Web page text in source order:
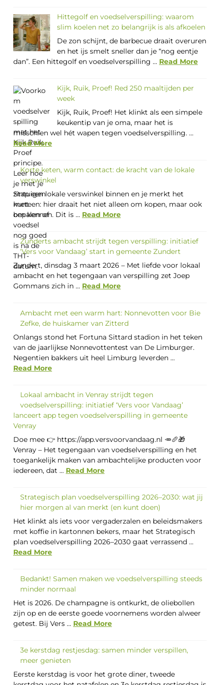
Hittegolf en voedselverspilling: waarom
slim koelen net zo belangrijk is als afkoelen
De zon schijnt, de barbecue draait overuren
en het ijs smelt sneller dan je “nog eentje
dan”. Een hittegolf en voedselverspilling ... Read More
Kijk, Ruik, Proef! Red 250 maaltijden per
week
Kijk, Ruik, Proef! Het klinkt als een simpele
keukentip van je oma, maar het is
misschien wel hét wapen tegen voedselverspilling. ...
Read More
Korte keten, warm contact: de kracht van de lokale
verswinkel
Stap een lokale verswinkel binnen en je merkt het
meteen: hier draait het niet alleen om kopen, maar ook
om kennen. Dit is ... Read More
Zunderts ambacht strijdt tegen verspilling: initiatief
‘Vers voor Vandaag’ start in gemeente Zundert
Zundert, dinsdag 3 maart 2026 – Met liefde voor lokaal
ambacht en het tegengaan van verspilling zet Joep
Gommans zich in ... Read More
Ambacht met een warm hart: Nonnevotten voor Bie
Zefke, de huiskamer van Zitterd
Onlangs stond het Fortuna Sittard stadion in het teken
van de jaarlijkse Nonnevottentest van De Limburger.
Negentien bakkers uit heel Limburg leverden ...
Read More
Lokaal ambacht in Venray strijdt tegen
voedselverspilling: initiatief ‘Vers voor Vandaag’
lanceert app tegen voedselverspilling in gemeente
Venray
Doe mee 👉 https://app.versvoorvandaag.nl 🥕🥖🎁
Venray – Het tegengaan van voedselverspilling en het
toegankelijk maken van ambachtelijke producten voor
iedereen, dat ... Read More
Strategisch plan voedselverspilling 2026–2030: wat jij
hier morgen al van merkt (en kunt doen)
Het klinkt als iets voor vergaderzalen en beleidsmakers
met koffie in kartonnen bekers, maar het Strategisch
plan voedselverspilling 2026–2030 gaat verrassend ...
Read More
Bedankt! Samen maken we voedselverspilling steeds
minder normaal
Het is 2026. De champagne is ontkurkt, de oliebollen
zijn op en de eerste goede voornemens worden alweer
getest. Bij Vers ... Read More
3e kerstdag restjesdag: samen minder verspillen,
meer genieten
Eerste kerstdag is voor het grote diner, tweede